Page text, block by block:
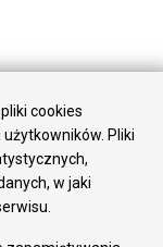
cookies
Pliki
w jaki